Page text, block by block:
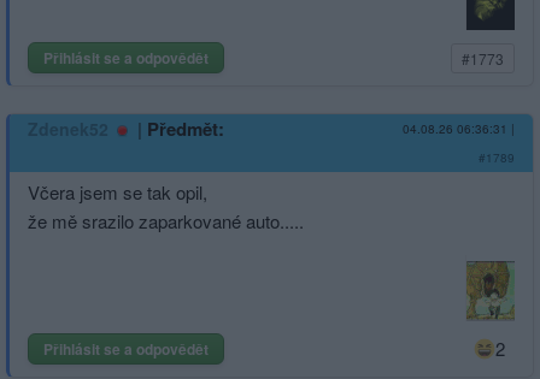
Přihlásit se a odpovědět #1773
Zdenek52 | Předmět: 04.08.26 06:36:31 |
#1789
Včera jsem se tak opil,
že mě srazilo zaparkované auto.....
Přihlásit se a odpovědět 2